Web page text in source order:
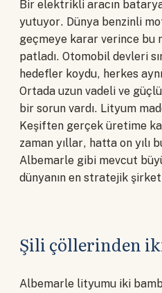
Bir elektrikli aracın
yutuyor. Dünya benzinli
geçmeye karar verince bu
patladı. Otomobil devleri
hedefler koydu, herkes
Ortada uzun vadeli ve
bir sorun vardı. Lityum
Keşiften gerçek üretime
zaman yıllar, hatta on yılı
Albemarle gibi mevcut
dünyanın en stratejik
Şili çöllerinden
Albemarle lityumu iki